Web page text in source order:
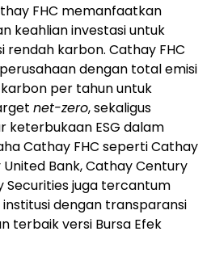
FHC memanfaatkan
keahlian investasi untuk
karbon. Cathay FHC
dengan total emisi
per tahun untuk
net-zero, sekaligus
keterbukaan ESG dalam
Cathay FHC seperti Cathay
Bank, Cathay Century
Securities juga tercantum
dengan transparansi
terbaik versi Bursa Efek